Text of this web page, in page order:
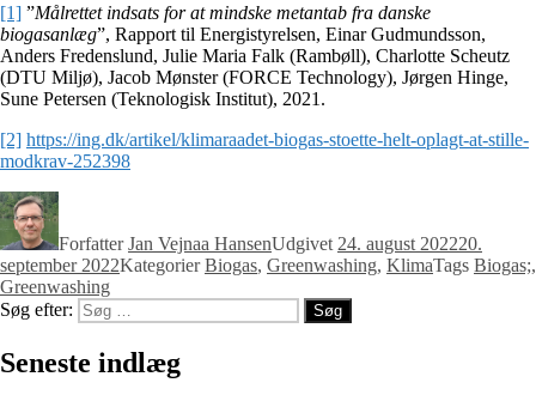
[1] ”Målrettet indsats for at mindske metantab fra danske
biogasanlæg”, Rapport til Energistyrelsen, Einar Gudmundsson,
Anders Fredenslund, Julie Maria Falk (Rambøll), Charlotte Scheutz
(DTU Miljø), Jacob Mønster (FORCE Technology), Jørgen Hinge,
Sune Petersen (Teknologisk Institut), 2021.
[2] https://ing.dk/artikel/klimaraadet-biogas-stoette-helt-oplagt-at-stille-
modkrav-252398
ForfatterJan Vejnaa HansenUdgivet 24. august 202220.
september 2022KategorierBiogas, Greenwashing, KlimaTags Biogas;,
Greenwashing
Søg efter:
Søg
Seneste indlæg